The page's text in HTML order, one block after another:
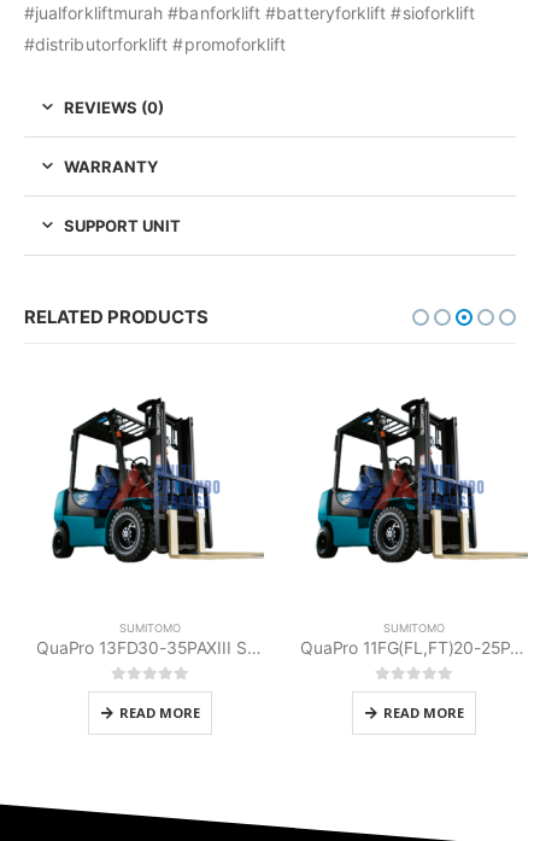
#jualforkliftmurah #banforklift #batteryforklift #sioforklift
#distributorforklift #promoforklift
REVIEWS (0)
WARRANTY
SUPPORT UNIT
RELATED PRODUCTS
SUMITOMO
QuaPro 13FD30-35PAXIII Sumitomo
0out of 5
READ MORE
SUMITOMO
QuaPro 11FG(FL,FT)20-25PAXIII Sumitomo
0out of 5
READ MORE